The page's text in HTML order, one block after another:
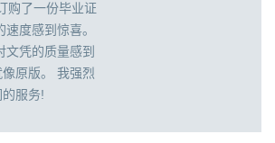
购了一份毕业证
度感到惊喜。
文凭的质量感到
原版。 我强烈
服务!